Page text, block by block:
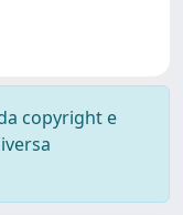
copyright e